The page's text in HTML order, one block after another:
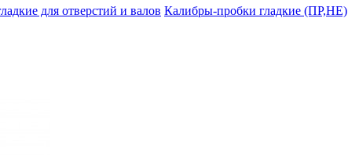
для отверстий и валов Калибры-пробки гладкие (ПР,НЕ)